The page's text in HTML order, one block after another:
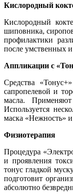
Кислородный
Кислородный
шиповника,
профилактики
после умственных
Аппликации с
Средства
сапропелевой и
масла.
Используется
маска «Нежность»
Физиотерапия
Процедура
и проявления
тонус гладкой
подготовит
абсолютно